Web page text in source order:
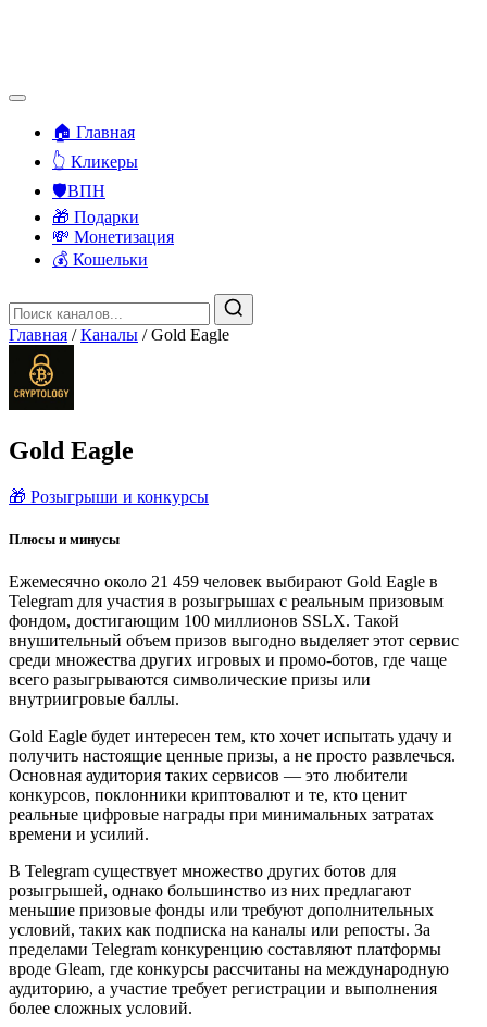
🏠 Главная
👆 Кликеры
🛡️ВПН
🎁 Подарки
💸 Монетизация
💰 Кошельки
Главная / Каналы / Gold Eagle
Gold Eagle
🎁 Розыгрыши и конкурсы
Плюсы и минусы
Ежемесячно около 21 459 человек выбирают Gold Eagle в
Telegram для участия в розыгрышах с реальным призовым
фондом, достигающим 100 миллионов SSLX. Такой
внушительный объем призов выгодно выделяет этот сервис
среди множества других игровых и промо-ботов, где чаще
всего разыгрываются символические призы или
внутриигровые баллы.
Gold Eagle будет интересен тем, кто хочет испытать удачу и
получить настоящие ценные призы, а не просто развлечься.
Основная аудитория таких сервисов — это любители
конкурсов, поклонники криптовалют и те, кто ценит
реальные цифровые награды при минимальных затратах
времени и усилий.
В Telegram существует множество других ботов для
розыгрышей, однако большинство из них предлагают
меньшие призовые фонды или требуют дополнительных
условий, таких как подписка на каналы или репосты. За
пределами Telegram конкуренцию составляют платформы
вроде Gleam, где конкурсы рассчитаны на международную
аудиторию, а участие требует регистрации и выполнения
более сложных условий.